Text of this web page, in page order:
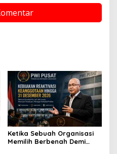
Ketika Sebuah Organisasi
Memilih Berbenah Demi